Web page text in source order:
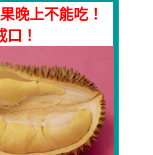
晚上不能吃！
口！